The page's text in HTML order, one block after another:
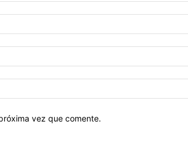
vez que comente.